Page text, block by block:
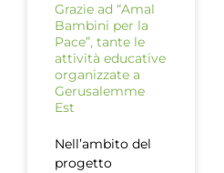
Grazie ad “Amal
Bambini per la
Pace”, tante le
attività educative
organizzate a
Gerusalemme
Est
Nell’ambito del
progetto